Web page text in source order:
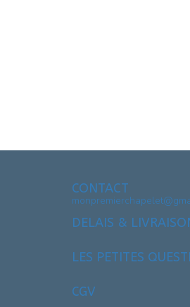
CONTACT
DELAIS &
LES PETITES
CGV